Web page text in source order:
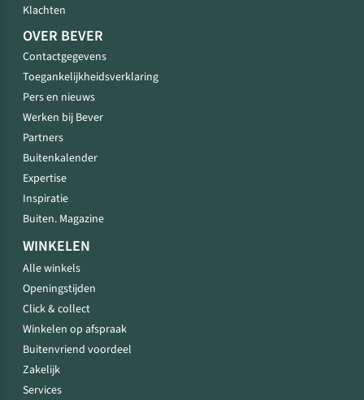
Klachten
OVER BEVER
Contactgegevens
Toegankelijkheidsverklaring
Pers en nieuws
Werken bij Bever
Partners
Buitenkalender
Expertise
Inspiratie
Buiten. Magazine
WINKELEN
Alle winkels
Openingstijden
Click & collect
Winkelen op afspraak
Buitenvriend voordeel
Zakelijk
Services